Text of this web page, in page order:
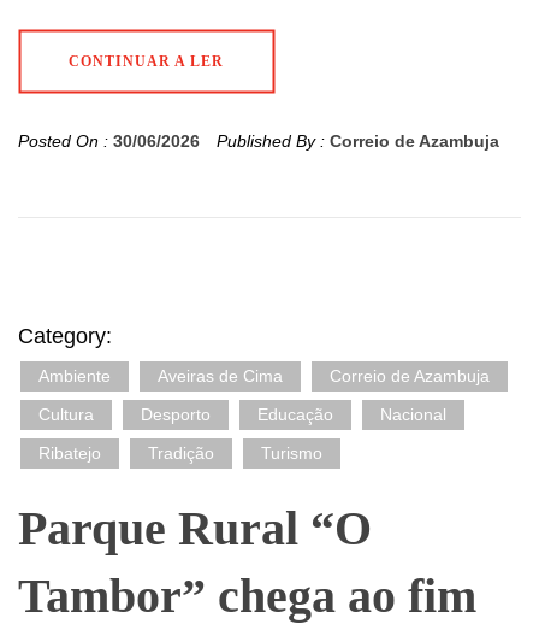
CONTINUAR A LER
Posted On : 30/06/2026 Published By : Correio de Azambuja
Category:
Ambiente Aveiras de Cima
Correio de Azambuja
Cultura
Desporto Educação
Nacional
Ribatejo
Tradição Turismo
Parque Rural “O
Tambor” chega ao fim